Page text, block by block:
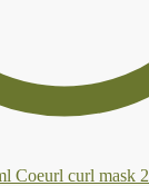
Coeurl curl mask